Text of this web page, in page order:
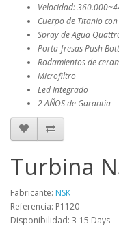
Velocidad:
Cuerpo de Titanio con
Spray de Agua
Porta-fresas Push
Rodamientos de
Microfiltro
Led Integrado
2 AÑOS de Garanti­a
Turbina
Fabricante: NSK
Referencia: P1120
Disponibilidad: 3-15 Days